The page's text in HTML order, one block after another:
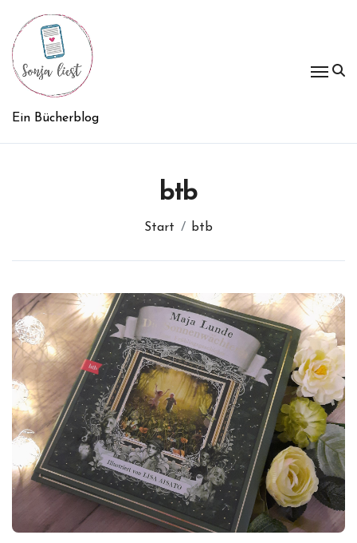
Inhalt
springen
Ein Bücherblog
btb
Start btb